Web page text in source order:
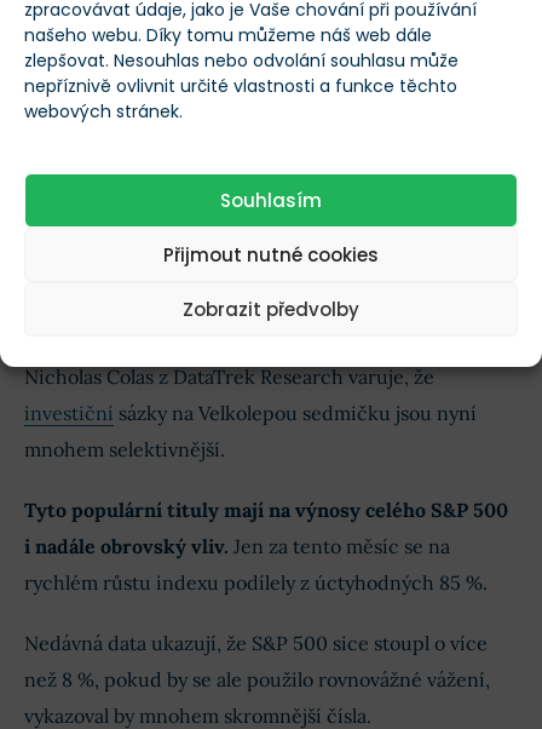
zpracovávat údaje, jako je Vaše chování při používání
našeho webu. Díky tomu můžeme náš web dále
zlepšovat. Nesouhlas nebo odvolání souhlasu může
nepříznivě ovlivnit určité vlastnosti a funkce těchto
webových stránek.
Souhlasím
Přijmout nutné cookies
Zobrazit předvolby
Trh je na pohyby velkých technologických firem
extrémně citlivý. Když jejich
akcie
rostou nebo klesají,
zbytek následuje.
Populární akcie v nebývalé 40% slevě.
dlouhodobé investory
Co to znamená pro běžného investora?
Nicholas Colas z DataTrek Research varuje, že
investiční sázky na Velkolepou sedmičku jsou nyní
mnohem selektivnější.
Tyto populární tituly mají na výnosy celého S&P 500
i nadále obrovský vliv. Jen za tento měsíc se na
rychlém růstu indexu podílely z úctyhodných 85 %.
Nedávná data ukazují, že S&P 500 sice stoupl o více
než 8 %, pokud by se ale použilo rovnovážné vážení,
vykazoval by mnohem skromnější čísla.